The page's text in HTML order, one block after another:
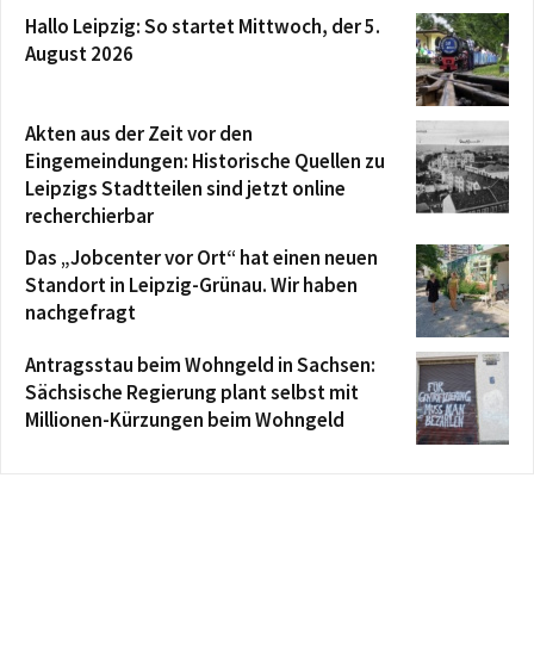
Hallo Leipzig: So startet Mittwoch, der 5.
August 2026
Akten aus der Zeit vor den
Eingemeindungen: Historische Quellen zu
Leipzigs Stadtteilen sind jetzt online
recherchierbar
Das „Jobcenter vor Ort“ hat einen neuen
Standort in Leipzig-Grünau. Wir haben
nachgefragt
Antragsstau beim Wohngeld in Sachsen:
Sächsische Regierung plant selbst mit
Millionen-Kürzungen beim Wohngeld